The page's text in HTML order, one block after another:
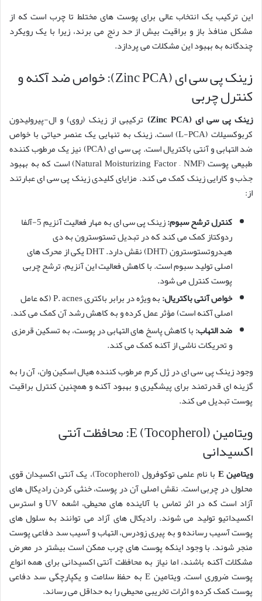
این ترکیب یک انتخاب عالی برای پوست های مختلط تا چرب است که از
مشکل منافذ باز و براقیت بیش از حد رنج می برند، زیرا با یک رویکرد
چندگانه به بهبود این مشکلات می پردازد.
زینک پی سی ای (Zinc PCA): خواص ضد آکنه و
کنترل چربی
زینک پی سی ای (Zinc PCA)
ترکیبی از زینک (روی) و ال-پیرولیدون
کربوکسیلات (L-PCA) است. زینک به تنهایی یک عنصر حیاتی با خواص
ضد التهابی و آنتی باکتریال است. پی سی ای (PCA) نیز یک مرطوب کننده
طبیعی پوست (Natural Moisturizing Factor – NMF) است که به بهبود
جذب و کارایی زینک کمک می کند. مزایای کلیدی زینک پی سی ای عبارتند
از:
کنترل ترشح سبوم:
زینک پی سی ای به مهار فعالیت آنزیم 5-آلفا
ردوکتاز کمک می کند که در تبدیل تستوسترون به دی
هیدروتستوسترون (DHT) نقش دارد. DHT یکی از محرک های
اصلی تولید سبوم است. با کاهش فعالیت این آنزیم، ترشح چربی
پوست کنترل می شود.
خواص آنتی باکتریال:
به ویژه در برابر باکتری P. acnes (که عامل
اصلی آکنه است) مؤثر عمل کرده و به کاهش رشد آن کمک می کند.
ضد التهاب:با کاهش پاسخ های التهابی در پوست، به تسکین قرمزی
و تحریکات ناشی از آکنه کمک می کند.
وجود زینک پی سی ای در ژل کرم مرطوب کننده هیال اسکین وان، آن را به
گزینه ای قدرتمند برای پیشگیری و بهبود آکنه و همچنین کنترل براقیت
پوست تبدیل می کند.
ویتامین E (Tocopherol): محافظت آنتی
اکسیدانی
ویتامین E
با نام علمی توکوفرول (Tocopherol)، یک آنتی اکسیدان قوی
محلول در چربی است. نقش اصلی آن در پوست، خنثی کردن رادیکال های
آزاد است که در اثر تماس با آلاینده های محیطی، اشعه UV و استرس
اکسیداتیو تولید می شوند. رادیکال های آزاد می توانند به سلول های
پوست آسیب رسانده و به پیری زودرس، التهاب و آسیب سد دفاعی پوست
منجر شوند. با وجود اینکه پوست های چرب ممکن است بیشتر در معرض
مشکلات آکنه باشند، اما نیاز به محافظت آنتی اکسیدانی برای همه انواع
پوست ضروری است. ویتامین E به حفظ سلامت و یکپارچگی سد دفاعی
پوست کمک کرده و اثرات تخریبی محیطی را به حداقل می رساند.